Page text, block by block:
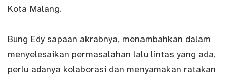
Kota Malang.
Bung Edy sapaan akrabnya, menambahkan dalam
menyelesaikan permasalahan lalu lintas yang ada,
perlu adanya kolaborasi dan menyamakan ratakan